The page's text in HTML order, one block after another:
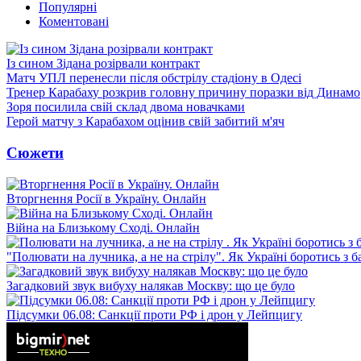
Популярні
Коментовані
Із сином Зідана розірвали контракт
Матч УПЛ перенесли після обстрілу стадіону в Одесі
Тренер Карабаху розкрив головну причину поразки від Динамо
Зоря посилила свій склад двома новачками
Герой матчу з Карабахом оцінив свій забитий м'яч
Сюжети
Вторгнення Росії в Україну. Онлайн
Війна на Близькому Сході. Онлайн
"Полювати на лучника, а не на стрілу". Як Україні боротись з
Загадковий звук вибуху налякав Москву: що це було
Підсумки 06.08: Санкції проти РФ і дрон у Лейпцигу